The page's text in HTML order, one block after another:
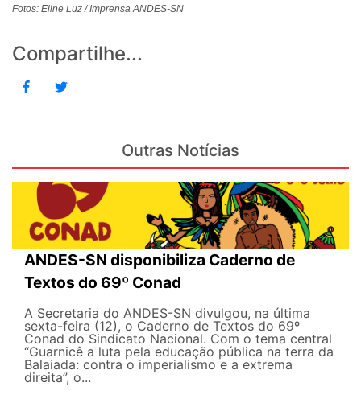
Fotos: Eline Luz / Imprensa ANDES-SN
Compartilhe...
Outras Notícias
ANDES-SN disponibiliza Caderno de
Textos do 69º Conad
A Secretaria do ANDES-SN divulgou, na última
sexta-feira (12), o Caderno de Textos do 69º
Conad do Sindicato Nacional. Com o tema central
“Guarnicê a luta pela educação pública na terra da
Balaiada: contra o imperialismo e a extrema
direita”, o...